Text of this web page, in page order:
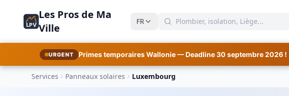
LPV
Les Pros de Ma
Ville
FR
URGENT Primes temporaires Wallonie — Deadline 30 septembre 2026 !
Services Panneaux solaires Luxembourg